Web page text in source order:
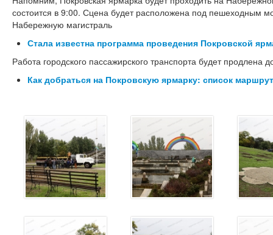
состоится в 9:00. Сцена будет расположена под пешеходным
Набережную магистраль
Стала известна программа проведения Покровской
Работа городского пассажирского транспорта будет продлена
Как добраться на Покровскую ярмарку: список